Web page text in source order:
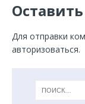
Для отправки
авторизоваться.